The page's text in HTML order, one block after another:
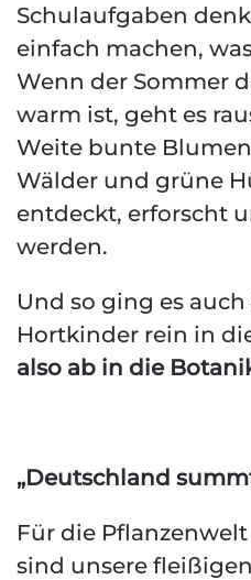
Schulaufgaben
einfach machen,
Wenn der Sommer
warm ist, geht es
Weite bunte
Wälder und grüne
entdeckt, erforscht
werden.
Und so ging es
Hortkinder rein in
also ab in die
„Deutschland
Für die
sind unsere